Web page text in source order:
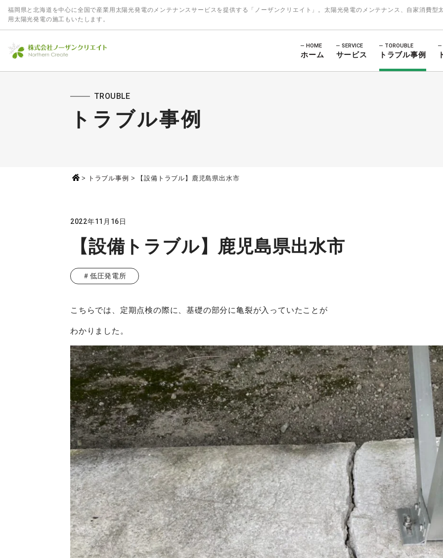
福岡県と北海道を中心に全国で産業用太陽光発電のメンテナンスサービスを提供する「ノーザンクリエイト」。太陽光発電のメンテナンス、自家消費型
用太陽光発電の施工もいたします。
HOME
ホーム
SERVICE
サービス
TOROUBLE
トラブル事例
TROUBLE
トラブル事例
> トラブル事例 > 【設備トラブル】鹿児島県出水市
2022年11月16日
【設備トラブル】鹿児島県出水市
＃低圧発電所
こちらでは、定期点検の際に、基礎の部分に亀裂が入っていたことが
わかりました。